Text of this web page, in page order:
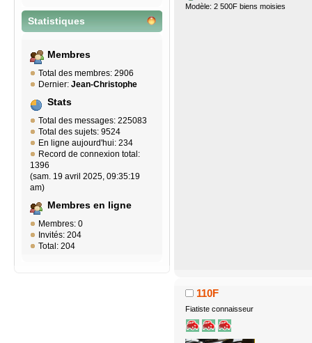
Statistiques
Membres
Total des membres: 2906
Dernier: Jean-Christophe
Stats
Total des messages: 225083
Total des sujets: 9524
En ligne aujourd'hui: 234
Record de connexion total:
1396
(sam. 19 avril 2025, 09:35:19
am)
Membres en ligne
Membres: 0
Invités: 204
Total: 204
Modèle: 2 500F biens moisies
110F
Fiatiste connaisseur